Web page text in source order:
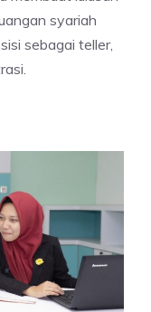
syariah
sebagai teller,